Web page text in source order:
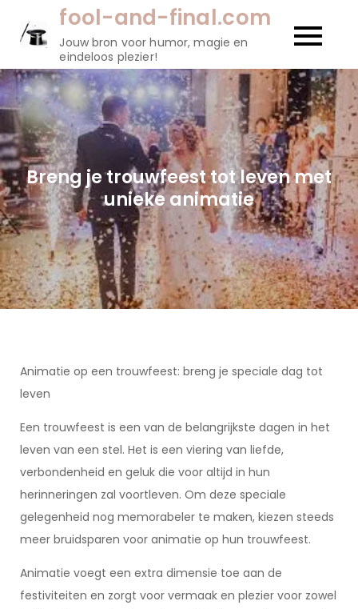
gaan
fool-and-final.com
Jouw bron voor humor, magie en
eindeloos plezier!
Breng je trouwfeest tot leven met
unieke animatie
Animatie op een trouwfeest: breng je speciale dag tot
leven
Een trouwfeest is een van de belangrijkste dagen in het
leven van een stel. Het is een viering van liefde,
verbondenheid en geluk die voor altijd in hun
herinneringen zal voortleven. Om deze speciale
gelegenheid nog memorabeler te maken, kiezen steeds
meer bruidsparen voor animatie op hun trouwfeest.
Animatie voegt een extra dimensie toe aan de
festiviteiten en zorgt voor vermaak en plezier voor zowel